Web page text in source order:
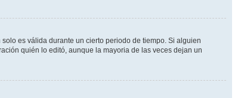
solo es válida durante un cierto periodo de tiempo. Si alguien
quién lo editó, aunque la mayoria de las veces dejan un